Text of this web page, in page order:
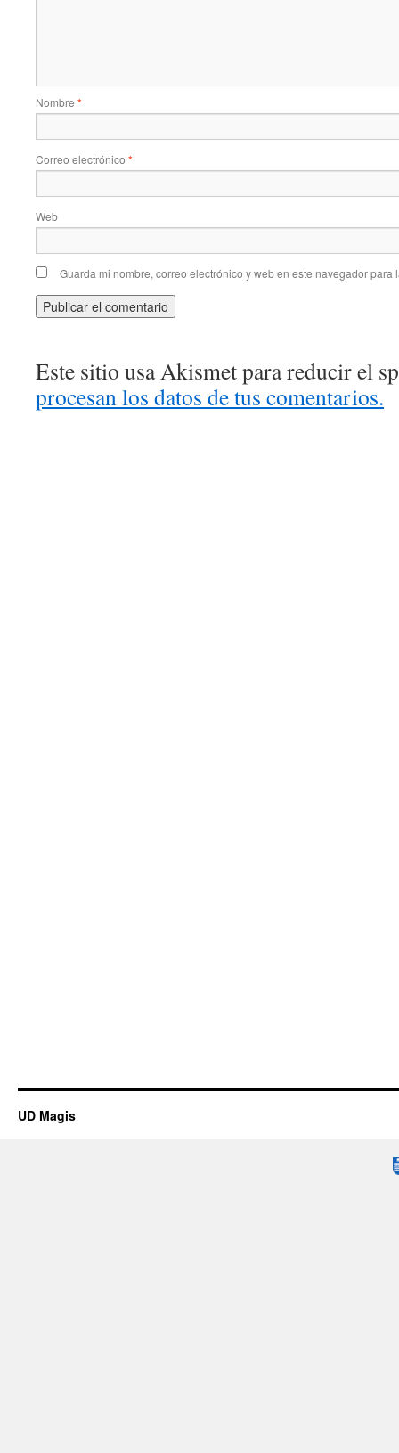
Nombre *
Correo electrónico *
Web
Guarda mi nombre, correo electrónico y web en este navegador para
Este sitio usa Akismet para reducir el
procesan los datos de tus comentarios.
UD Magis